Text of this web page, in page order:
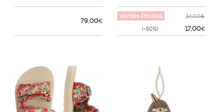
79,00€
Ventes Privées
(-50%)
34,00€
17,00€